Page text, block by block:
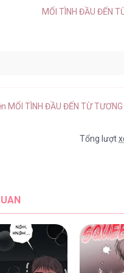
MỐI TÌNH ĐẦU ĐẾN
MỐI TÌNH ĐẦU ĐẾN
MỐI TÌNH ĐẦU ĐẾN
MỐI TÌNH ĐẦU ĐẾN TỪ
Tổng lượt